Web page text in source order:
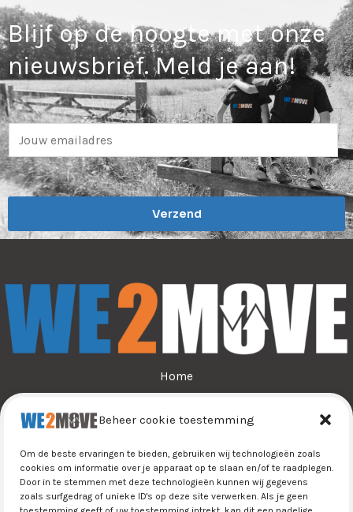
Beheer cookie toestemming
Om de beste ervaringen te bieden, gebruiken wij technologieën zoals
cookies om informatie over je apparaat op te slaan en/of te raadplegen.
Door in te stemmen met deze technologieën kunnen wij gegevens
zoals surfgedrag of unieke ID's op deze site verwerken. Als je geen
Blijf op de hoogte met onze
nieuwsbrief. Meld je aan!
E
m
a
i
*
Verzend
Home
Sporten
Tijn&Do
Winkel
Contact